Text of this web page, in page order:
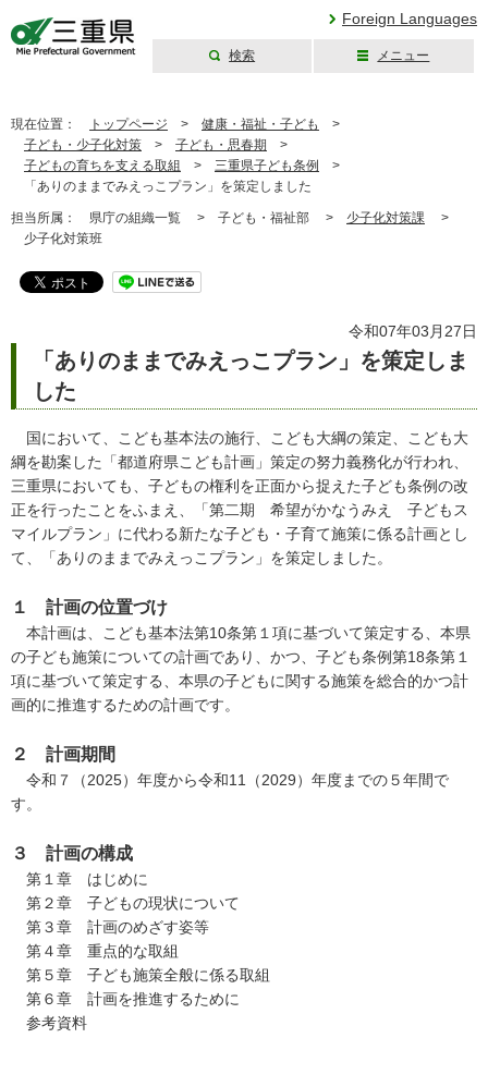
Foreign Languages
検索 メニュー
現在位置： トップページ > 健康・福祉・子ども
>
子ども・少子化対策 > 子ども・思春期 >
子どもの育ちを支える取組
> 三重県子ども条例
>
「ありのままでみえっこプラン」を策定しました
担当所属： 県庁の組織一覧 > 子ども・福祉部 > 少子化対策課 >
少子化対策班
令和07年03月27日
「ありのままでみえっこプラン」を策定しま
した
国において、こども基本法の施行、こども大綱の策定、こども大
綱を勘案した「都道府県こども計画」策定の努力義務化が行われ、
三重県においても、子どもの権利を正面から捉えた子ども条例の改
正を行ったことをふまえ、「第二期 希望がかなうみえ 子どもス
マイルプラン」に代わる新たな子ども・子育て施策に係る計画とし
て、「ありのままでみえっこプラン」を策定しました。
１ 計画の位置づけ
本計画は、こども基本法第10条第１項に基づいて策定する、本県
の子ども施策についての計画であり、かつ、子ども条例第18条第１
項に基づいて策定する、本県の子どもに関する施策を総合的かつ計
画的に推進するための計画です。
２ 計画期間
令和７（2025）年度から令和11（2029）年度までの５年間で
す。
３ 計画の構成
第１章 はじめに
第２章 子どもの現状について
第３章 計画のめざす姿等
第４章 重点的な取組
第５章 子ども施策全般に係る取組
第６章 計画を推進するために
参考資料